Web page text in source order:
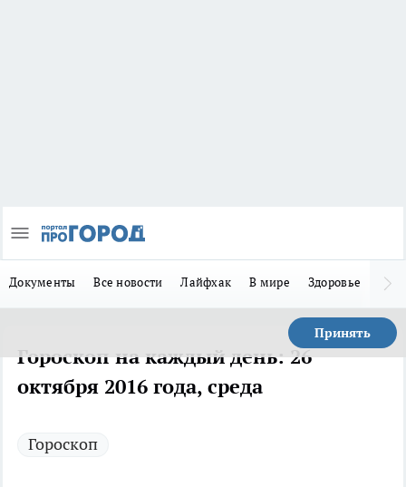
Документы Все новости Лайфхак В мире Здоровье
Принять
Гороскоп на каждый день: 26
октября 2016 года, среда
Гороскоп